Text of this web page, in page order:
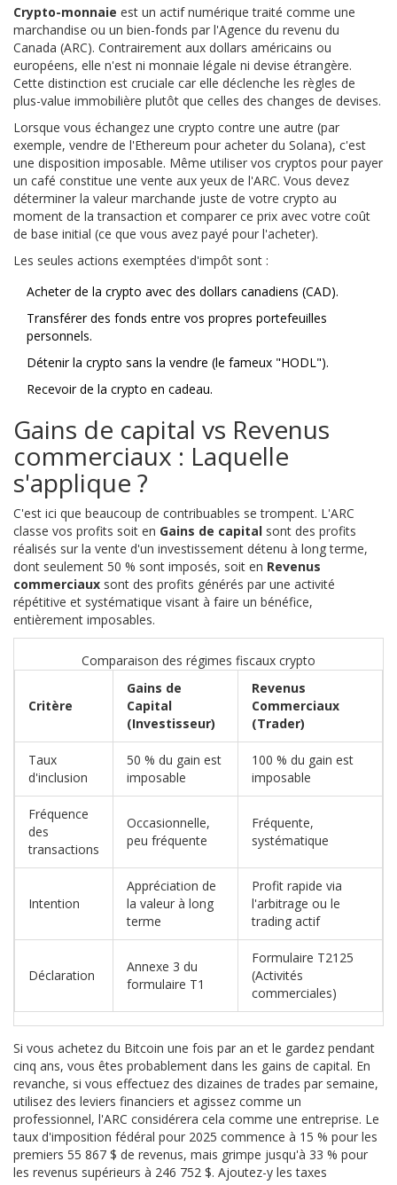
Crypto-monnaie est un actif numérique traité comme une
marchandise ou un bien-fonds par l'Agence du revenu du
Canada (ARC). Contrairement aux dollars américains ou
européens, elle n'est ni monnaie légale ni devise étrangère.
Cette distinction est cruciale car elle déclenche les règles de
plus-value immobilière plutôt que celles des changes de devises.
Lorsque vous échangez une crypto contre une autre (par
exemple, vendre de l'Ethereum pour acheter du Solana), c'est
une disposition imposable. Même utiliser vos cryptos pour payer
un café constitue une vente aux yeux de l'ARC. Vous devez
déterminer la valeur marchande juste de votre crypto au
moment de la transaction et comparer ce prix avec votre coût
de base initial (ce que vous avez payé pour l'acheter).
Les seules actions exemptées d'impôt sont :
Acheter de la crypto avec des dollars canadiens (CAD).
Transférer des fonds entre vos propres portefeuilles
personnels.
Détenir la crypto sans la vendre (le fameux "HODL").
Recevoir de la crypto en cadeau.
Gains de capital vs Revenus
commerciaux : Laquelle
s'applique ?
C'est ici que beaucoup de contribuables se trompent. L'ARC
classe vos profits soit en Gains de capital sont des profits
réalisés sur la vente d'un investissement détenu à long terme,
dont seulement 50 % sont imposés, soit en Revenus
commerciaux sont des profits générés par une activité
répétitive et systématique visant à faire un bénéfice,
entièrement imposables.
Comparaison des régimes fiscaux crypto
Critère
Gains de
Capital
(Investisseur)
Revenus
Commerciaux
(Trader)
Taux
d'inclusion
50 % du gain est
imposable
100 % du gain est
imposable
Fréquence
des
transactions
Occasionnelle,
peu fréquente
Fréquente,
systématique
Intention
Appréciation de
la valeur à long
terme
Profit rapide via
l'arbitrage ou le
trading actif
Déclaration
Annexe 3 du
formulaire T1
Formulaire T2125
(Activités
commerciales)
Si vous achetez du Bitcoin une fois par an et le gardez pendant
cinq ans, vous êtes probablement dans les gains de capital. En
revanche, si vous effectuez des dizaines de trades par semaine,
utilisez des leviers financiers et agissez comme un
professionnel, l'ARC considérera cela comme une entreprise. Le
taux d'imposition fédéral pour 2025 commence à 15 % pour les
premiers 55 867 $ de revenus, mais grimpe jusqu'à 33 % pour
les revenus supérieurs à 246 752 $. Ajoutez-y les taxes